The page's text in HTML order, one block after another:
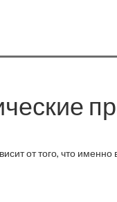
от того, что именно